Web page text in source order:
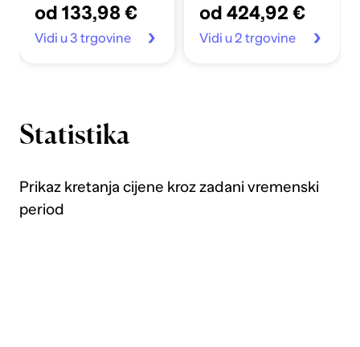
od 133,98 €
Vidi u 3 trgovine
od 424,92 €
Vidi u 2 trgovine
Statistika
Prikaz kretanja cijene kroz zadani vremenski
period